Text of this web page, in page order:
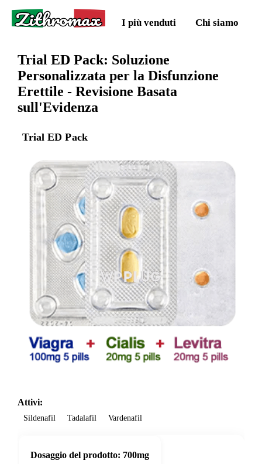
Zithromax I più venduti Chi siamo
Trial ED Pack: Soluzione
Personalizzata per la Disfunzione
Erettile - Revisione Basata
sull'Evidenza
Trial ED Pack
Attivi:
Sildenafil Tadalafil Vardenafil
Dosaggio del prodotto: 700mg